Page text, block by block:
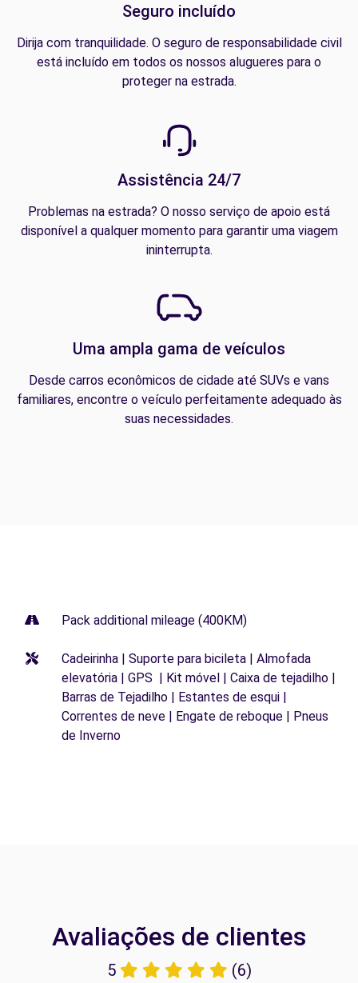
Seguro incluído
Dirija com tranquilidade. O seguro de responsabilidade civil
está incluído em todos os nossos alugueres para o
proteger na estrada.
Assistência 24/7
Problemas na estrada? O nosso serviço de apoio está
disponível a qualquer momento para garantir uma viagem
ininterrupta.
Uma ampla gama de veículos
Desde carros econômicos de cidade até SUVs e vans
familiares, encontre o veículo perfeitamente adequado às
suas necessidades.
Pack additional mileage (400KM)
Cadeirinha | Suporte para bicileta | Almofada
elevatória | GPS | Kit móvel | Caixa de tejadilho |
Barras de Tejadilho | Estantes de esqui |
Correntes de neve | Engate de reboque | Pneus
de Inverno
Avaliações de clientes
5 (6)